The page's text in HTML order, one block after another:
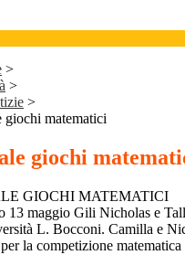
>
>
>
giochi matematici
giochi
GIOCHI MATEMATICI
13 maggio Gili Nicholas e
L. Bocconi. Camilla e
la competizione